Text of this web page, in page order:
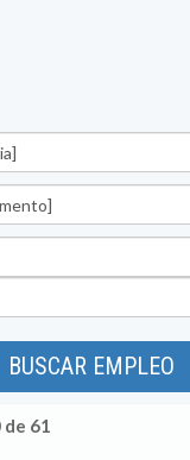
BUSCAR EMPLEO
de 61